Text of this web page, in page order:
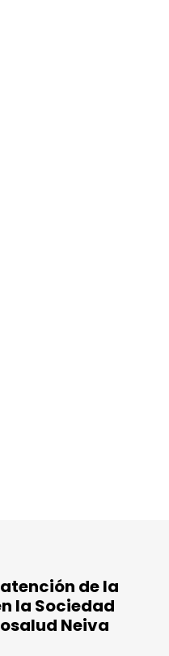
de la
la Sociedad
Neiva